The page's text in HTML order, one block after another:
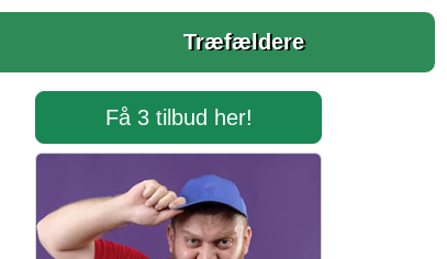
Træfældere
Få 3 tilbud her!